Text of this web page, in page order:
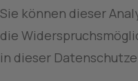
Sie können dieser
die
in dieser